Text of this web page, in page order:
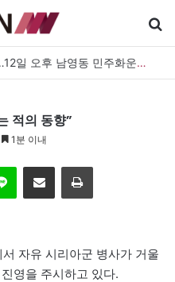
유가협 창립 40주년 기념식…12일 오후 남영동 민주화운동기념관
적의 동향”
1분 이내
이메일
자유 시리아군 병사가 거울
영을 주시하고 있다.